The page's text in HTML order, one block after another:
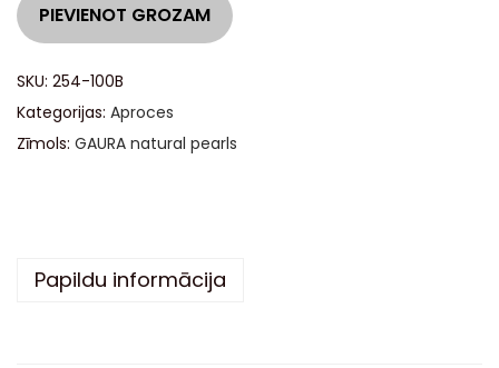
PIEVIENOT GROZAM
SKU: 254-100B
Kategorijas: Aproces
Zīmols: GAURA natural pearls
Papildu informācija